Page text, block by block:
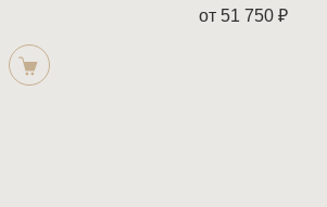
от 51 750 ₽